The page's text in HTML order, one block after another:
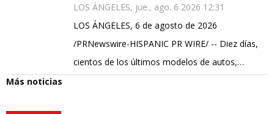
LOS ÁNGELES, jue., ago. 6 2026 12:31
LOS ÁNGELES, 6 de agosto de 2026
/PRNewswire-HISPANIC PR WIRE/ -- Diez días,
cientos de los últimos modelos de autos,…
Más noticias